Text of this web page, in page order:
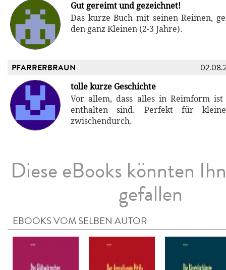
Gut gereimt und gezeichnet!
Das kurze Buch mit seinen Reimen,
den ganz Kleinen (2-3 Jahre).
PFARRERBRAUN
tolle kurze Geschichte
Vor allem, dass alles in Reimform
enthalten sind. Perfekt für
zwischendurch.
Diese eBooks könnten
gefallen
EBOOKS VOM SELBEN AUTOR